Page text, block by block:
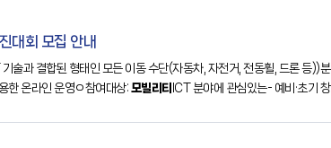
대회 모집 안내
술과 결합된 형태인 모든 이동 수단(자동차, 자전거, 전동휠, 드론 등))
한 온라인 운영ㅇ참여대상: 모빌리티 ICT 분야에 관심있는- 예비·초기